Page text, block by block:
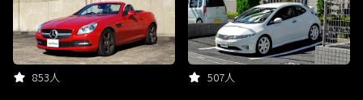
853人 507人